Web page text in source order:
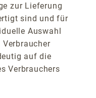
zur Lieferung
sind und für
Auswahl
auf die
Verbrauchers